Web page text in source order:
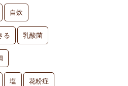
自炊
る 乳酸菌
塩 花粉症